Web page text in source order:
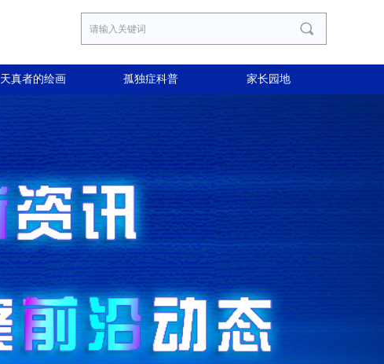
끠
天真者的绘画 孤独症科普 家长园地